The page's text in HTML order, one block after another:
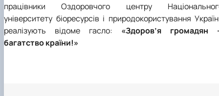
працівники Оздоровчого центру
університету біоресурсів і природокористування
реалізують відоме гасло: «Здоров’я громадян
багатство країни!»